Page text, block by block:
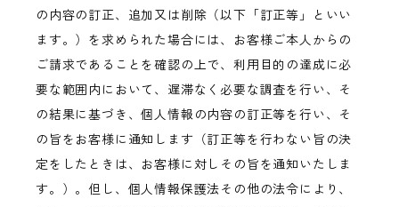
の内容の訂正、追加又は削除（以下「訂正等」といい
ます。）を求められた場合には、お客様ご本人からの
ご請求であることを確認の上で、利用目的の達成に必
要な範囲内において、遅滞なく必要な調査を行い、そ
の結果に基づき、個人情報の内容の訂正等を行い、そ
の旨をお客様に通知します（訂正等を行わない旨の決
定をしたときは、お客様に対しその旨を通知いたしま
す。）。但し、個人情報保護法その他の法令により、